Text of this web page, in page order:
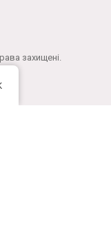
захищені.